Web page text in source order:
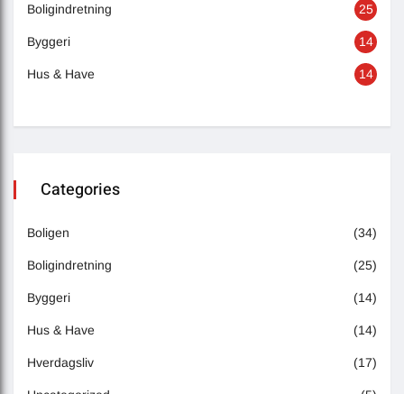
Boligindretning 25
Byggeri 14
Hus & Have 14
Categories
Boligen (34)
Boligindretning (25)
Byggeri (14)
Hus & Have (14)
Hverdagsliv (17)